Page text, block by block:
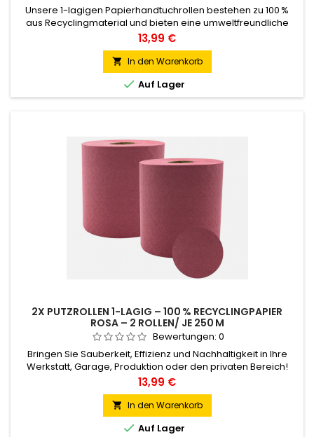
Unsere 1-lagigen Papierhandtuchrollen bestehen zu 100 %
aus Recyclingmaterial und bieten eine umweltfreundliche
Lösung für Ihre Reinigungsbedürfnisse. Mit einer Länge von
120 Metern pro Rolle und praktischer Perforation ermöglichen
sie eine einfache Handhabung und effiziente Nutzung. Die
Rollen haben einen Durchmesser von 19 cm und einen
Kerndurchmesser...
Preis
13,99 €
 In den Warenkorb
 Auf Lager
2X PUTZROLLEN 1-LAGIG – 100 % RECYCLINGPAPIER
ROSA – 2 ROLLEN/ JE 250 M
Bewertungen: 0
Bringen Sie Sauberkeit, Effizienz und Nachhaltigkeit in Ihre
Werkstatt, Garage, Produktion oder den privaten Bereich!
Unsere hochwertigen grauen Putzrollen bestehen aus 100 %
Recyclingpapier und sind die perfekte Lösung für alle
Anwendungen, bei denen schnelle, gründliche und
kosteneffiziente Reinigung gefragt ist – sei es bei Öl, Fett,
Schmutz oder Staub.
Preis
13,99 €
 In den Warenkorb
 Auf Lager